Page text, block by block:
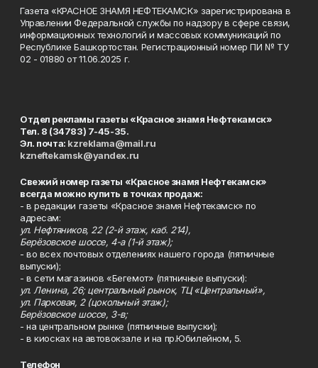
Газета «КРАСНОЕ ЗНАМЯ НЕФТЕКАМСК» зарегистрирована в
Управлении Федеральной службы по надзору в сфере связи,
информационных технологий и массовых коммуникаций по
Республике Башкортостан. Регистрационный номер ПИ № ТУ
02 - 01880 от 11.06.2025 г.
Отдел рекламы газеты «Красное знамя Нефтекамск»
Тел. 8 (34783) 7-45-35.
Эл. почта: kzreklama@mail.ru
kzneftekamsk@yandex.ru
Свежий номер газеты «Красное знамя Нефтекамск»
всегда можно купить в точках продаж:
- в редакции газеты «Красное знамя Нефтекамск» по
адресам:
ул. Нефтяников, 22 (2-й этаж, каб. 214),
Берёзовское шоссе, 4-а (1-й этаж);
- во всех почтовых отделениях нашего города (пятничные
выпуски);
- в сети магазинов «Бегемот» (пятничные выпуски):
ул. Ленина, 26; центральный рынок, ТЦ «Центральный»,
ул. Парковая, 2 (цокольный этаж);
Берёзовское шоссе, 3-в;
- на центральном рынке (пятничные выпуски);
- в киосках на автовокзале и на пр.Юбилейном, 5.
Телефон